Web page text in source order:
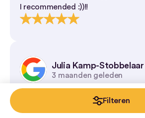
Filteren
I recommended :))!!
Julia Kamp-Stobbelaar
3 maanden geleden
Heel fijn geholpen en zeer
private lease auto. Goede deal